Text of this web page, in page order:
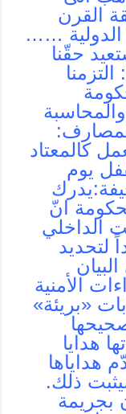
القرن
……
حقّنا
كالمعتاد
يوم
انّ
الداخلي
لتحديد
الأمنية
«بريئة»
هدايا
هداياها
ذلك.